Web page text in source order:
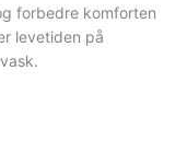
forbedre komforten
levetiden på